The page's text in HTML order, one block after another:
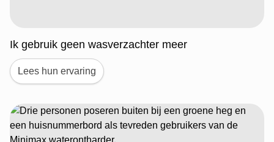
Ik gebruik geen wasverzachter meer
Lees hun ervaring